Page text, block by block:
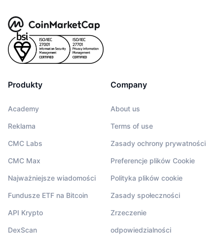
Produkty
Academy
Reklama
CMC Labs
CMC Max
Najważniejsze wiadomości
Fundusze ETF na Bitcoin
API Krypto
DexScan
Company
About us
Terms of use
Zasady ochrony prywatności
Preferencje plików Cookie
Polityka plików cookie
Zasady społeczności
Zrzeczenie
odpowiedzialności